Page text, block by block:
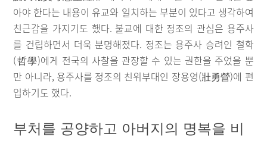
아야 한다는 내용이 유교와 일치하는 부분이 있다고 생각하여
친근감을 가지기도 했다. 불교에 대한 정조의 관심은 용주사
를 건립하면서 더욱 분명해졌다. 정조는 용주사 승려인 철학
(哲學)에게 전국의 사찰을 관장할 수 있는 권한을 주었을 뿐
만 아니라, 용주사를 정조의 친위부대인 장용영(壯勇營)에 편
입하기도 했다.
부처를 공양하고 아버지의 명복을 비